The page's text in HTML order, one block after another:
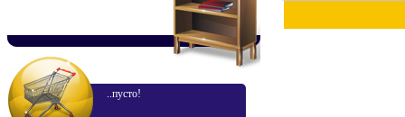
..пусто!